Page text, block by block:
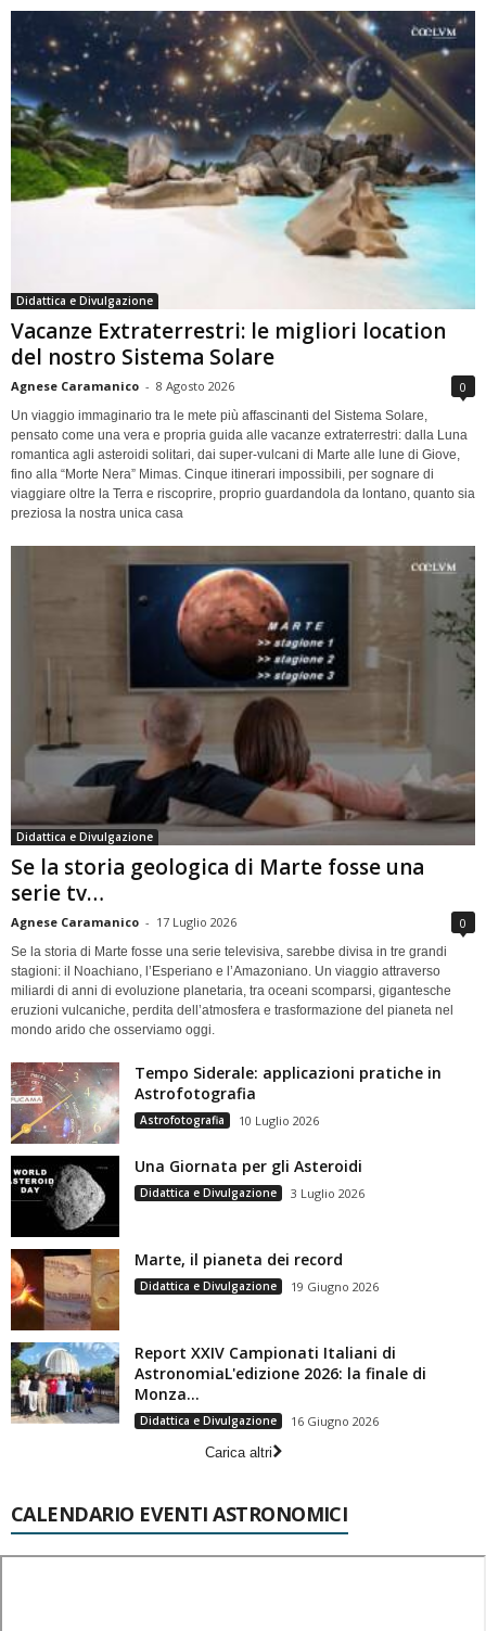
Didattica e Divulgazione
Vacanze Extraterrestri: le migliori location
del nostro Sistema Solare
Agnese Caramanico - 8 Agosto 2026 0
Un viaggio immaginario tra le mete più affascinanti del Sistema Solare,
pensato come una vera e propria guida alle vacanze extraterrestri: dalla Luna
romantica agli asteroidi solitari, dai super-vulcani di Marte alle lune di Giove,
fino alla “Morte Nera” Mimas. Cinque itinerari impossibili, per sognare di
viaggiare oltre la Terra e riscoprire, proprio guardandola da lontano, quanto sia
preziosa la nostra unica casa
Didattica e Divulgazione
Se la storia geologica di Marte fosse una
serie tv…
Agnese Caramanico - 17 Luglio 2026 0
Se la storia di Marte fosse una serie televisiva, sarebbe divisa in tre grandi
stagioni: il Noachiano, l’Esperiano e l’Amazoniano. Un viaggio attraverso
miliardi di anni di evoluzione planetaria, tra oceani scomparsi, gigantesche
eruzioni vulcaniche, perdita dell’atmosfera e trasformazione del pianeta nel
mondo arido che osserviamo oggi.
Tempo Siderale: applicazioni pratiche in
Astrofotografia
Astrofotografia 10 Luglio 2026
Una Giornata per gli Asteroidi
Didattica e Divulgazione 3 Luglio 2026
Marte, il pianeta dei record
Didattica e Divulgazione 19 Giugno 2026
Report XXIV Campionati Italiani di
AstronomiaL'edizione 2026: la finale di
Monza...
Didattica e Divulgazione
16 Giugno 2026
Carica altri
CALENDARIO EVENTI ASTRONOMICI